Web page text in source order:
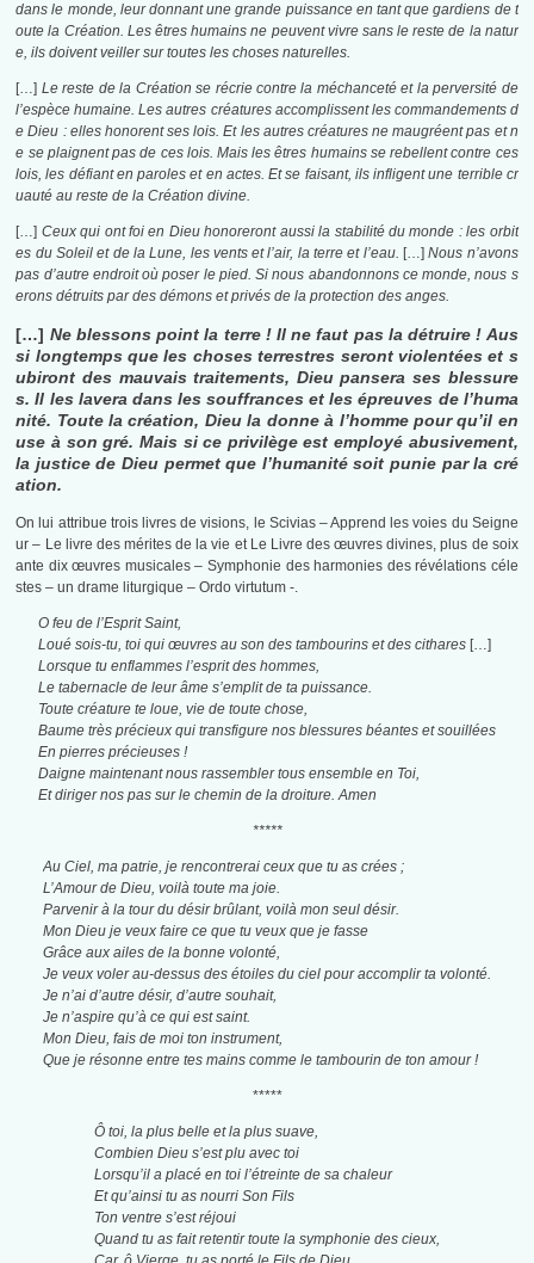
dans le monde, leur donnant une grande puissance en tant que gardiens de t
oute la Création. Les êtres humains ne peuvent vivre sans le reste de la natur
e, ils doivent veiller sur toutes les choses naturelles.
[…] Le reste de la Création se récrie contre la méchanceté et la perversité de
l’espèce humaine. Les autres créatures accomplissent les commandements d
e Dieu : elles honorent ses lois. Et les autres créatures ne maugréent pas et n
e se plaignent pas de ces lois. Mais les êtres humains se rebellent contre ces
lois, les défiant en paroles et en actes. Et se faisant, ils infligent une terrible cr
uauté au reste de la Création divine.
[…] Ceux qui ont foi en Dieu honoreront aussi la stabilité du monde : les orbit
es du Soleil et de la Lune, les vents et l’air, la terre et l’eau. […] Nous n’avons
pas d’autre endroit où poser le pied. Si nous abandonnons ce monde, nous s
erons détruits par des démons et privés de la protection des anges.
[…] Ne blessons point la terre ! Il ne faut pas la détruire ! Aus
si longtemps que les choses terrestres seront violentées et s
ubiront des mauvais traitements, Dieu pansera ses blessure
s. Il les lavera dans les souffrances et les épreuves de l’huma
nité. Toute la création, Dieu la donne à l’homme pour qu’il en
use à son gré. Mais si ce privilège est employé abusivement,
la justice de Dieu permet que l’humanité soit punie par la cré
ation.
On lui attribue trois livres de visions, le Scivias – Apprend les voies du Seigne
ur – Le livre des mérites de la vie et Le Livre des œuvres divines, plus de soix
ante dix œuvres musicales – Symphonie des harmonies des révélations céle
stes – un drame liturgique – Ordo virtutum -.
O feu de l’Esprit Saint,
Loué sois-tu, toi qui œuvres au son des tambourins et des cithares […]
Lorsque tu enflammes l’esprit des hommes,
Le tabernacle de leur âme s’emplit de ta puissance.
Toute créature te loue, vie de toute chose,
Baume très précieux qui transfigure nos blessures béantes et souillées
En pierres précieuses !
Daigne maintenant nous rassembler tous ensemble en Toi,
Et diriger nos pas sur le chemin de la droiture. Amen
*****
Au Ciel, ma patrie, je rencontrerai ceux que tu as crées ;
L’Amour de Dieu, voilà toute ma joie.
Parvenir à la tour du désir brûlant, voilà mon seul désir.
Mon Dieu je veux faire ce que tu veux que je fasse
Grâce aux ailes de la bonne volonté,
Je veux voler au-dessus des étoiles du ciel pour accomplir ta volonté.
Je n’ai d’autre désir, d’autre souhait,
Je n’aspire qu’à ce qui est saint.
Mon Dieu, fais de moi ton instrument,
Que je résonne entre tes mains comme le tambourin de ton amour !
*****
Ô toi, la plus belle et la plus suave,
Combien Dieu s’est plu avec toi
Lorsqu’il a placé en toi l’étreinte de sa chaleur
Et qu’ainsi tu as nourri Son Fils
Ton ventre s’est réjoui
Quand tu as fait retentir toute la symphonie des cieux,